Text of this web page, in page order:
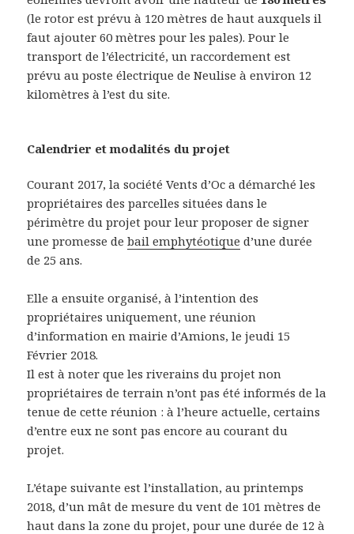
(le rotor est prévu à 120 mètres de haut auxquels il
faut ajouter 60 mètres pour les pales). Pour le
transport de l’électricité, un raccordement est
prévu au poste électrique de Neulise à environ 12
kilomètres à l’est du site.
Calendrier et modalités du projet
Courant 2017, la société Vents d’Oc a démarché les
propriétaires des parcelles situées dans le
périmètre du projet pour leur proposer de signer
une promesse debail emphytéotique d’une durée
de 25 ans.
Elle a ensuite organisé, à l’intention des
propriétaires uniquement, une réunion
d’information en mairie d’Amions, le jeudi 15
Février 2018.
Il est à noter que les riverains du projet non
propriétaires de terrain n’ont pas été informés de la
tenue de cette réunion : à l’heure actuelle, certains
d’entre eux ne sont pas encore au courant du
projet.
L’étape suivante est l’installation, au printemps
2018, d’un mât de mesure du vent de 101 mètres de
haut dans la zone du projet, pour une durée de 12 à